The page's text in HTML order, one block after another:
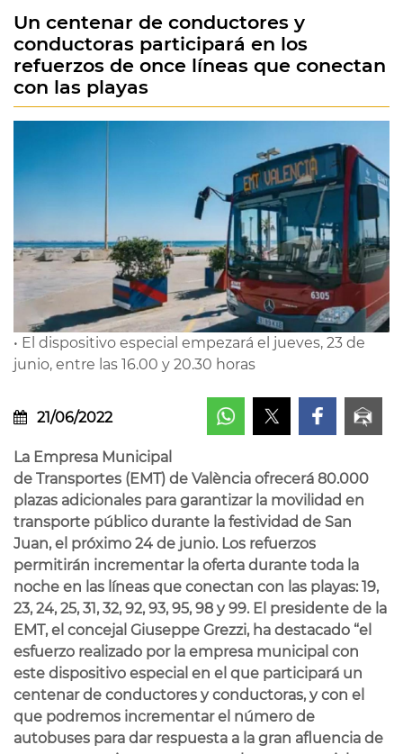
Un centenar de conductores y
conductoras participará en los
refuerzos de once líneas que conectan
con las playas
• El dispositivo especial empezará el jueves, 23 de
junio, entre las 16.00 y 20.30 horas
21/06/2022
La Empresa Municipal
de Transportes (EMT) de València ofrecerá 80.000
plazas adicionales para garantizar la movilidad en
transporte público durante la festividad de San
Juan, el próximo 24 de junio. Los refuerzos
permitirán incrementar la oferta durante toda la
noche en las líneas que conectan con las playas: 19,
23, 24, 25, 31, 32, 92, 93, 95, 98 y 99. El presidente de la
EMT, el concejal Giuseppe Grezzi, ha destacado “el
esfuerzo realizado por la empresa municipal con
este dispositivo especial en el que participará un
centenar de conductores y conductoras, y con el
que podremos incrementar el número de
autobuses para dar respuesta a la gran afluencia de